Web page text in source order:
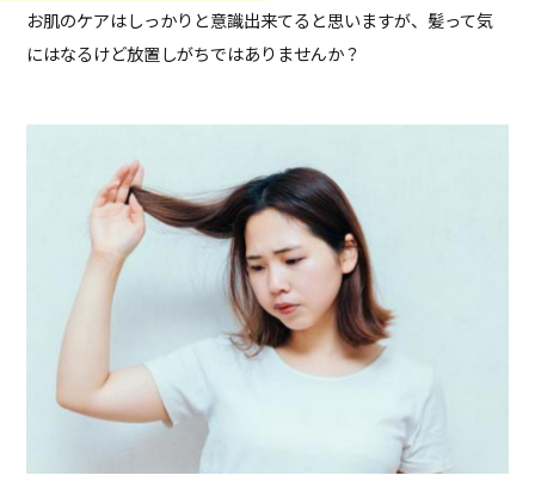
お肌のケアはしっかりと意識出来てると思いますが、髪って気
にはなるけど放置しがちではありませんか？